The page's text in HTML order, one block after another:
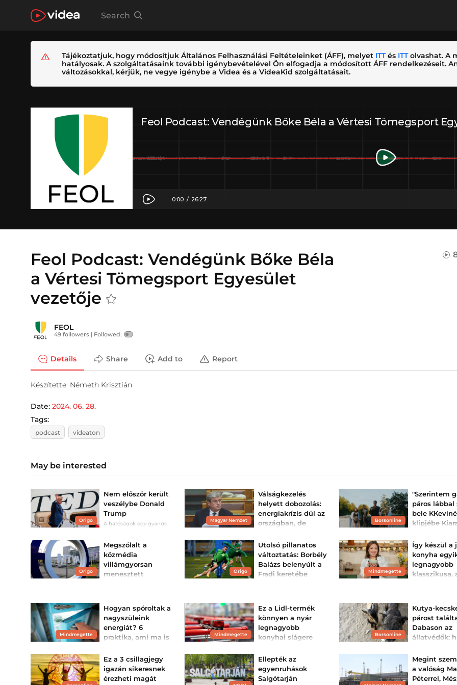
Search
Tájékoztatjuk, hogy módosítjuk Általános Felhasználási Feltételeinket (ÁFF), melyet ITTés ITTolvashat. A
hatályosak. A szolgáltatásaink további igénybevételével Ön elfogadja a módosított ÁFF rendelkezéseit.
változásokkal, kérjük, ne vegye igénybe a Videa és a VideaKid szolgáltatásait.
Feol Podcast: Vendégünk Bőke Béla
a Vértesi Tömegsport Egyesület
vezetője
FEOL
49 followers | Followed:
Details Share Add to Report
Készítette: Németh Krisztián
Date: 2024. 06. 28.
Tags:
podcast videaton
May be interested
Origo
Nem először került
veszélybe Donald
Trump
A hatóságok egy gyanús
biztonsági rendszereket
térképezte fel egy
golfpályán az elnök
érkezése előtt.
Magyar Nemzet
Válságkezelés
helyett dobozolás:
energiakrízis dúl az
országban, de
minisztériumában...
A Magyar Nemzet
birtokába jutott egy belső
körlevél.
Borsonline
"Szerintem
páros lábbal
bele
klipjébe
bruno-vini-
videoklip
Origo
Megszólalt a
közmédia
villámgyorsan
menesztett
Origo
Utolsó pillanatos
változtatás: Borbély
Balázs belenyúlt a
Fradi keretébe
Mindmegette
Így készül a
konyha
legnagyobb
klasszikusa,
elkészíthető,
gazdag levest?
miso levest
el kell készítened!
Mutatjuk a
Mindmegette
Hogyan spóroltak a
nagyszüleink
energiát? 6
praktika, ami ma is
Az energiával való
takarékoskodás most sok
háztartásban fontosabb
lett, mint valaha. Ha
kíváncsi vagy, hogyan
Mindmegette
Ez a Lidl-termék
könnyen a nyár
legnagyobb
konyhai slágere
A házi pizza titka
nemcsak a jól elkészített
tésztában rejlik. Nagyon
sok múlik a megfelelő
sütőn is, hiszen ettől lesz
Borsonline
Kutya-
párost
Dabason az
állatvédők:
egymástól,
mindketten
hangos...
Ez a 3 csillagjegy
igazán sikeresnek
érezheti magát
Ellepték az
egyenruhások
Salgótarján
Megint
a valóság
Péterrel,